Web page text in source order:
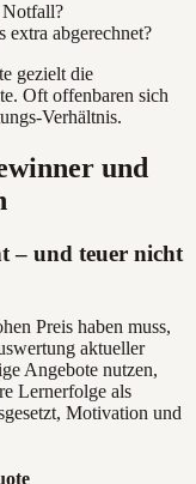
Notfall?
extra abgerechnet?
gezielt die
Oft offenbaren sich
Verhältnis.
und
– und teuer nicht
Preis haben muss,
aktueller
Angebote nutzen,
Lernerfolge als
Motivation und